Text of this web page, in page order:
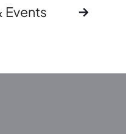
Events